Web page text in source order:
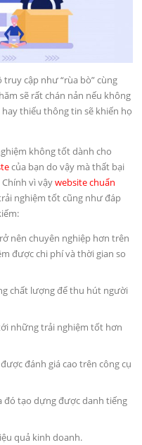
truy cập như “rùa bò” cùng
sẽ rất chán nản nếu không
thiếu thông tin sẽ khiến họ
không tốt dành cho
của bạn do vậy mà thất bại
Chính vì vậywebsite chuẩn
nghiệm tốt cũng như đáp
nên chuyên nghiệp hơn trên
được chi phí và thời gian so
chất lượng để thu hút người
những trải nghiệm tốt hơn
đánh giá cao trên công cụ
đó tạo dựng được danh tiếng
quả kinh doanh.